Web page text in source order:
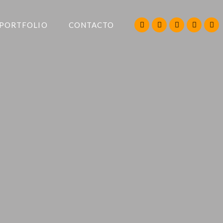
PORTFOLIO CONTACTO